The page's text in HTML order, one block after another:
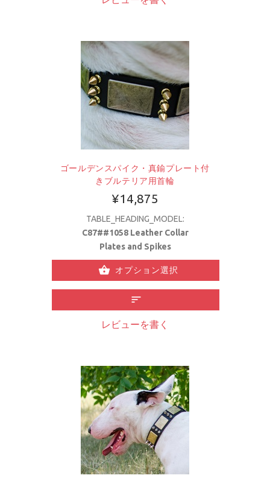
ゴールデンスパイク・真鍮プレート付
きブルテリア用首輪
¥14,875
TABLE_HEADING_MODEL:
C87##1058 Leather Collar
Plates and Spikes
オプション選択
レビューを書く